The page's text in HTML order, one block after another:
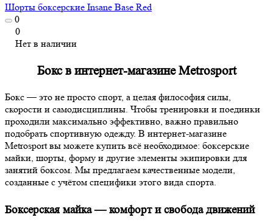
Шорты боксерские Insane Base Red
0
0
Нет в наличии
Бокс в интернет-магазине Metrosport
Бокс — это не просто спорт, а целая философия силы,
скорости и самодисциплины. Чтобы тренировки и поединки
проходили максимально эффективно, важно правильно
подобрать спортивную одежду. В интернет-магазине
Metrosport вы можете купить всё необходимое: боксерские
майки, шорты, форму и другие элементы экипировки для
занятий боксом. Мы предлагаем качественные модели,
созданные с учётом специфики этого вида спорта.
Боксерская майка — комфорт и свобода движений